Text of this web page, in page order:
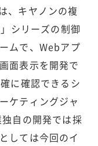
、キヤノンの複
シリーズの制御
ムで、Webアプ
面表示を開発で
に確認できるシ
ケティングジャ
自の開発では採
しては今回のイ